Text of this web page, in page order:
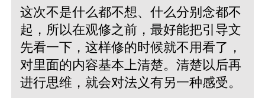
这次不是什么都不想、什么分别念都不
起，所以在观修之前，最好能把引导文
先看一下，这样修的时候就不用看了，
对里面的内容基本上清楚。清楚以后再
进行思维，就会对法义有另一种感受。